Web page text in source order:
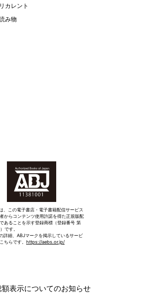
リカレント
み物
、この電子書店・電子書籍配信サービス
からコンテンツ使用許諾を得た正規版配
あることを示す登録商標（登録番号 第
です。
詳細、ABJマークを掲示しているサービ
ちらです。 https://aebs.or.jp/
表示についてのお知らせ